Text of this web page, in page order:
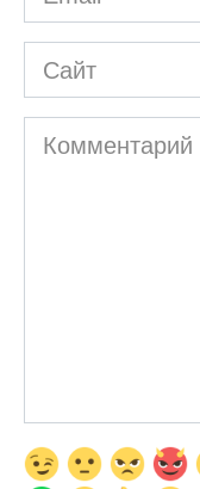
*
Сайт
Комментарий